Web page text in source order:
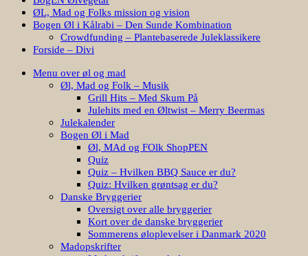
ØL, Mad og Folks mission og vision
Bogen Øl i Kålrabi – Den Sunde Kombination
Crowdfunding – Plantebaserede Juleklassikere
Forside – Divi
Menu over øl og mad
Øl, Mad og Folk – Musik
Grill Hits – Med Skum På
Julehits med en Øltwist – Merry Beermas
Julekalender
Bogen Øl i Mad
Øl, MAd og FOlk ShopPEN
Quiz
Quiz – Hvilken BBQ Sauce er du?
Quiz: Hvilken grøntsag er du?
Danske Bryggerier
Oversigt over alle bryggerier
Kort over de danske bryggerier
Sommerens øloplevelser i Danmark 2020
Madopskrifter